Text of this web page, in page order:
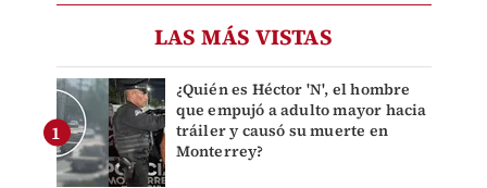
LAS MÁS VISTAS
¿Quién es Héctor 'N', el hombre
que empujó a adulto mayor hacia
tráiler y causó su muerte en
Monterrey?